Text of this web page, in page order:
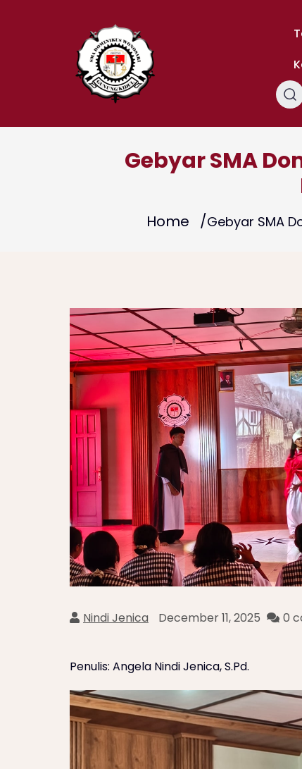
Gebyar SMA
Home Gebyar SMA
Nindi Jenica December 11, 2025 0
Penulis: Angela Nindi Jenica, S.Pd.